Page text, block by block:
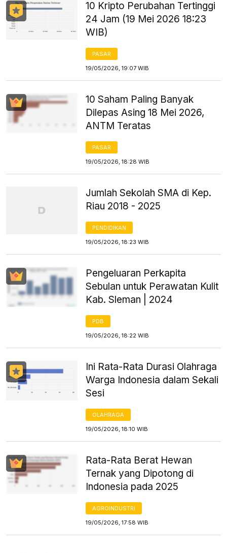
10 Kripto Perubahan Tertinggi
24 Jam (19 Mei 2026 18:23
WIB)
PASAR
19/05/2026, 19:07 WIB
10 Saham Paling Banyak
Dilepas Asing 18 Mei 2026,
ANTM Teratas
PASAR
19/05/2026, 18:28 WIB
Jumlah Sekolah SMA di Kep.
Riau 2018 - 2025
PENDIDIKAN
19/05/2026, 18:23 WIB
Pengeluaran Perkapita
Sebulan untuk Perawatan Kulit
Kab. Sleman | 2024
PDB
19/05/2026, 18:22 WIB
Ini Rata-Rata Durasi Olahraga
Warga Indonesia dalam Sekali
Sesi
OLAHRAGA
19/05/2026, 18:10 WIB
Rata-Rata Berat Hewan
Ternak yang Dipotong di
Indonesia pada 2025
AGROINDUSTRI
19/05/2026, 17:58 WIB